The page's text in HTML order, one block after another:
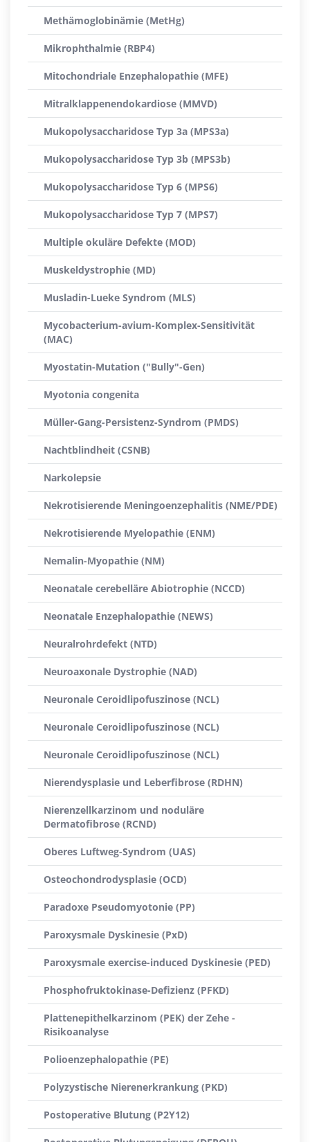
Methämoglobinämie (MetHg)
Mikrophthalmie (RBP4)
Mitochondriale Enzephalopathie (MFE)
Mitralklappenendokardiose (MMVD)
Mukopolysaccharidose Typ 3a (MPS3a)
Mukopolysaccharidose Typ 3b (MPS3b)
Mukopolysaccharidose Typ 6 (MPS6)
Mukopolysaccharidose Typ 7 (MPS7)
Multiple okuläre Defekte (MOD)
Muskeldystrophie (MD)
Musladin-Lueke Syndrom (MLS)
Mycobacterium-avium-Komplex-Sensitivität
(MAC)
Myostatin-Mutation ("Bully"-Gen)
Myotonia congenita
Müller-Gang-Persistenz-Syndrom (PMDS)
Nachtblindheit (CSNB)
Narkolepsie
Nekrotisierende Meningoenzephalitis (NME/PDE)
Nekrotisierende Myelopathie (ENM)
Nemalin-Myopathie (NM)
Neonatale cerebelläre Abiotrophie (NCCD)
Neonatale Enzephalopathie (NEWS)
Neuralrohrdefekt (NTD)
Neuroaxonale Dystrophie (NAD)
Neuronale Ceroidlipofuszinose (NCL)
Neuronale Ceroidlipofuszinose (NCL)
Neuronale Ceroidlipofuszinose (NCL)
Nierendysplasie und Leberfibrose (RDHN)
Nierenzellkarzinom und noduläre
Dermatofibrose (RCND)
Oberes Luftweg-Syndrom (UAS)
Osteochondrodysplasie (OCD)
Paradoxe Pseudomyotonie (PP)
Paroxysmale Dyskinesie (PxD)
Paroxysmale exercise-induced Dyskinesie (PED)
Phosphofruktokinase-Defizienz (PFKD)
Plattenepithelkarzinom (PEK) der Zehe -
Risikoanalyse
Polioenzephalopathie (PE)
Polyzystische Nierenerkrankung (PKD)
Postoperative Blutung (P2Y12)